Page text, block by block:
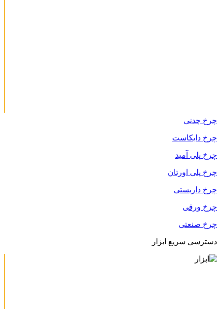
چرخ چدنی
چرخ دایکاست
چرخ پلی آمید
چرخ پلی اورتان
چرخ داربستی
چرخ ورقی
چرخ صنعتی
دسترسی سریع ابزار